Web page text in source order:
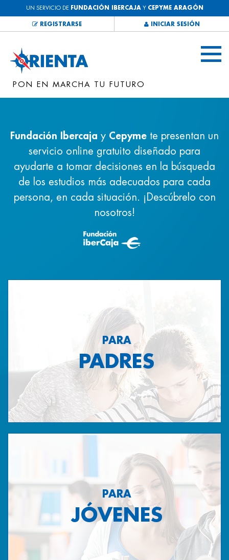
UN SERVICIO DE FUNDACIÓN IBERCAJAY CEPYME ARAGÓN
REGISTRARSE INICIAR SESIÓN
PON EN MARCHA TU FUTURO
Fundación Ibercaja y Cepyme te presentan un
servicio online gratuito diseñado para
ayudarte a tomar decisiones en la búsqueda
de los estudios más adecuados para cada
persona, en cada situación. ¡Descúbrelo con
nosotros!
PARA
PADRES
PARA
JÓVENES